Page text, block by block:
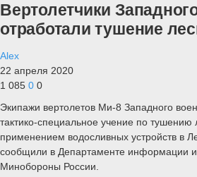
Вертолетчики
отработали тушение
Alex
22 апреля 2020
1 085 0 0
Экипажи вертолетов Ми-8 Западного
тактико-специальное учение по
применением водосливных устройств в
сообщили в Департаменте информации
Минобороны России.